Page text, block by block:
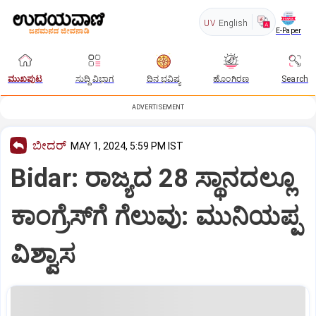
UV English
E-Paper
ಮುಖಪುಟ ಸುದ್ದಿ ವಿಭಾಗ ದಿನ ಭವಿಷ್ಯ ಹೊಂಗಿರಣ Search
ADVERTISEMENT
ಬೀದರ್ MAY 1, 2024, 5:59 PM IST
Bidar: ರಾಜ್ಯದ 28 ಸ್ಥಾನದಲ್ಲೂ
ಕಾಂಗ್ರೆಸ್‌ಗೆ ಗೆಲುವು: ಮುನಿಯಪ್ಪ
ವಿಶ್ವಾಸ